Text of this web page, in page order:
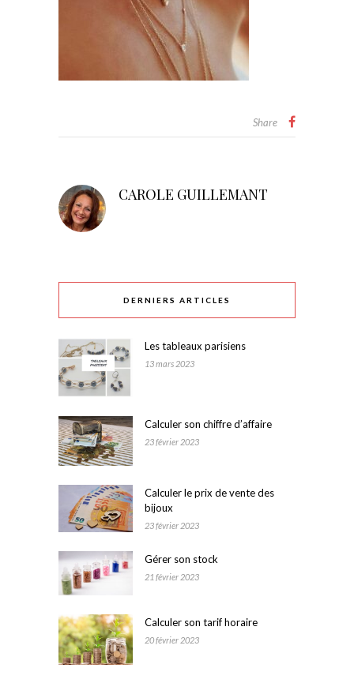
Share
CAROLE GUILLEMANT
DERNIERS ARTICLES
Les tableaux parisiens
13 mars 2023
Calculer son chiffre d’affaire
23 février 2023
Calculer le prix de vente des
bijoux
23 février 2023
Gérer son stock
21 février 2023
Calculer son tarif horaire
20 février 2023